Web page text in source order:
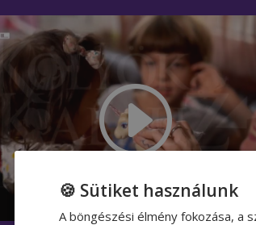
🍪 Sütiket használunk
A böngészési élmény fokozása, a